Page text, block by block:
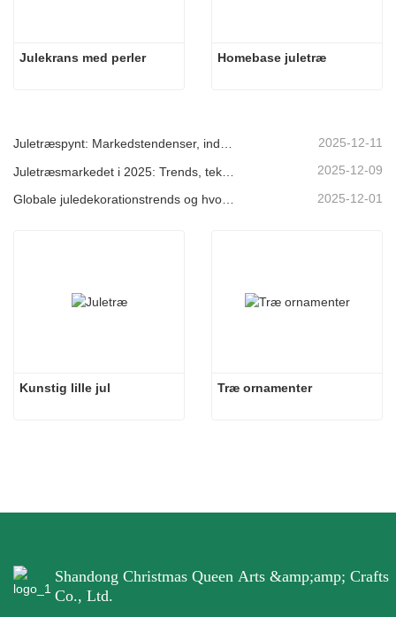
Julekrans med perler Homebase juletræ
Juletræspynt: Markedstendenser, indsigt i forsyningskæden og indkøbsguide 2025 2025-12-11
2025-12-09
2025-12-01
Kunstig lille jul Træ ornamenter
Shandong Christmas Queen Arts &amp;amp; Crafts
Co., Ltd.